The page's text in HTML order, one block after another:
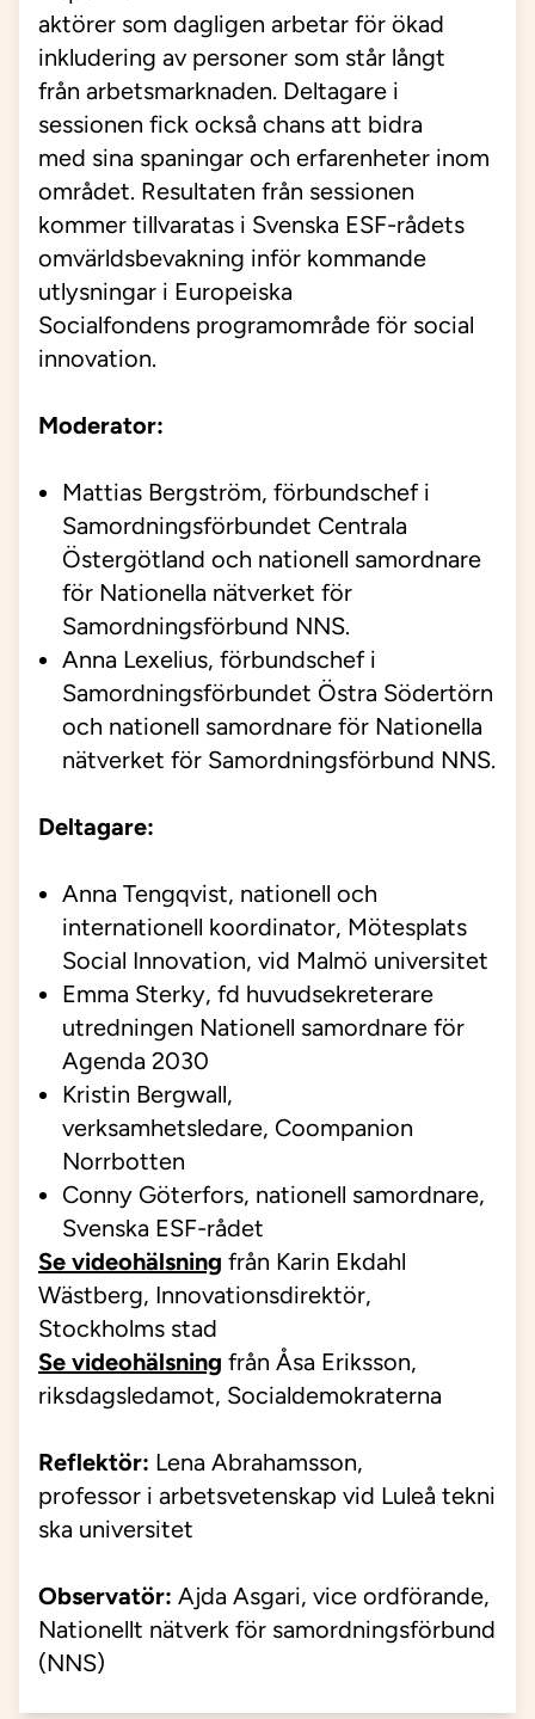
aktörer som dagligen arbetar för ökad
inkludering av personer som står långt
från arbetsmarknaden. Deltagare i
sessionen fick också chans att bidra
med sina spaningar och erfarenheter inom
området. Resultaten från sessionen
kommer tillvaratas i Svenska ESF-rådets
omvärldsbevakning inför kommande
utlysningar i Europeiska
Socialfondens programområde för social
innovation.
Moderator:
Mattias Bergström, förbundschef i
Samordningsförbundet Centrala
Östergötland och nationell samordnare
för Nationella nätverket för
Samordningsförbund NNS.
Anna Lexelius, förbundschef i
Samordningsförbundet Östra Södertörn
och nationell samordnare för Nationella
nätverket för Samordningsförbund NNS.
Deltagare:
Anna Tengqvist, nationell och
internationell koordinator, Mötesplats
Social Innovation, vid Malmö universitet
Emma Sterky, fd huvudsekreterare
utredningen Nationell samordnare för
Agenda 2030
Kristin Bergwall,
verksamhetsledare, Coompanion
Norrbotten
Conny Göterfors, nationell samordnare,
Svenska ESF-rådet
Se videohälsning från Karin Ekdahl
Wästberg, Innovationsdirektör,
Stockholms stad
Se videohälsning från Åsa Eriksson,
riksdagsledamot, Socialdemokraterna
Reflektör: Lena Abrahamsson,
professor i arbetsvetenskap vid Luleå tekni
ska universitet
Observatör: Ajda Asgari, vice ordförande,
Nationellt nätverk för samordningsförbund
(NNS)